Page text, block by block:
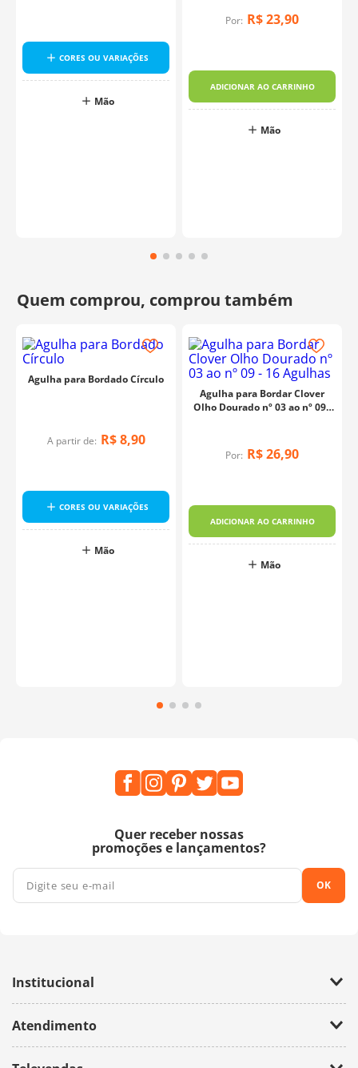
CORES OU VARIAÇÕES
Mão
Por: R$23,90
ADICIONAR AO CARRINHO
Mão
Agulha para Bordado Círculo
A partir de: R$ 8,90
CORES OU VARIAÇÕES
Mão
Agulha para Bordar Clover
Olho Dourado nº 03 ao nº 09 -
Por: R$26,90
ADICIONAR AO CARRINHO
Mão
Quer receber nossas
promoções e lançamentos?
OK
Institucional
Trabalhe Conosco
Política de Privacidade
Atendimento